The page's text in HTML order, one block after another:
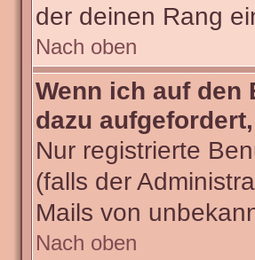
der deinen Rang
Nach oben
Wenn ich auf den
dazu
Nur registrierte
(falls der
Mails von
Nach oben